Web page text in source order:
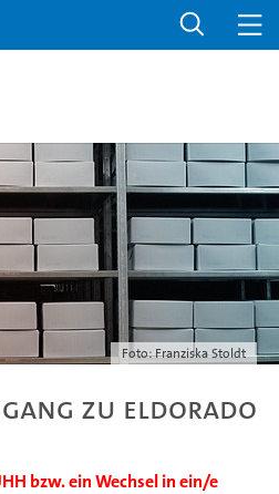
Foto: Franziska Stoldt
zu ELDORADO
bzw. ein Wechsel in ein/e